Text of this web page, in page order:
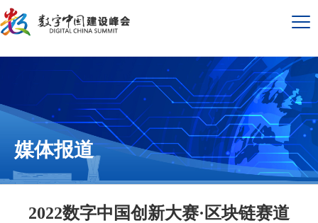
媒体报道
2022数字中国创新大赛·区块链赛道